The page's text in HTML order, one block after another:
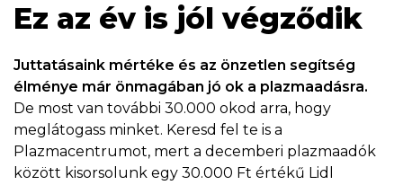
Ez az év is jól végződik
Juttatásaink mértéke és az önzetlen segítség
élménye már önmagában jó ok a plazmaadásra.
De most van további 30.000 okod arra, hogy
meglátogass minket. Keresd fel te is a
Plazmacentrumot, mert a decemberi plazmaadók
között kisorsolunk egy 30.000 Ft értékű Lidl